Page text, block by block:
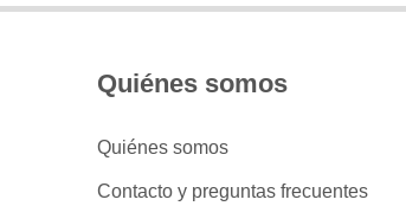
Quiénes somos
Quiénes somos
Contacto y preguntas frecuentes